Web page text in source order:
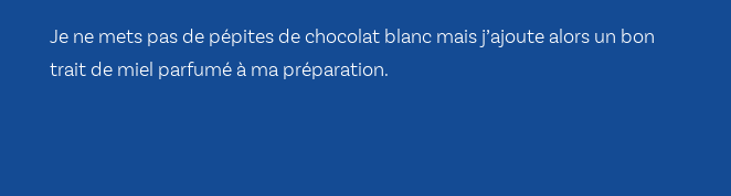
Je ne mets pas de pépites de chocolat blanc mais j’ajoute alors un bon
trait de miel parfumé à ma préparation.